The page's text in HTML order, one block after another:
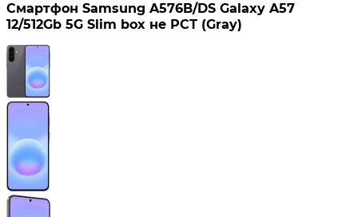
Смартфон Samsung A576B/DS Galaxy A57
12/512Gb 5G Slim box не РСТ (Gray)